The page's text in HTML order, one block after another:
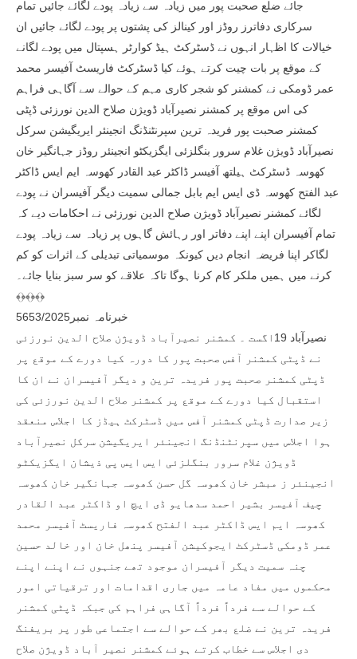
جائے ضلع صحبت پور میں زیادہ سے زیادہ پودے لگائے جائیں تمام
سرکاری دفاترز روڈز اور کینالز کی پشتوں پر پودے لگائے جائیں ان
خیالات کا اظہار انہوں نے ڈسٹرکٹ ہیڈ کوارٹر ہسپتال میں پودے لگانے
کے موقع پر بات چیت کرتے ہوئے کیا ڈسٹرکٹ فاریسٹ آفیسر محمد
عمر ڈومکی نے کمشنر کو شجر کاری مہم کے حوالے سے آگاہی فراہم
کی اس موقع پر کمشنر نصیرآباد ڈویژن صلاح الدین نورزئی ڈپٹی
کمشنر صحبت پور فریدہ ترین سپرنٹنڈنگ انجینئر ایریگیشن سرکل
نصیرآباد ڈویژن غلام سرور بنگلزئی ایگزیکٹو انجینئر روڈز جہانگیر خان
کھوسہ ڈسٹرکٹ ہیلتھ آفیسر ڈاکٹر عبد القادر کھوسہ ایم ایس ڈاکٹر
عبد الفتح کھوسہ ڈی ایس ایم بابل جمالی سمیت دیگر آفیسران نے پودے
لگائے کمشنر نصیرآباد ڈویژن صلاح الدین نورزئی نے احکامات دیے کہ
تمام آفیسران اپنے اپنے دفاتر اور رہائش گاہوں پر زیادہ سے زیادہ پودے
لگاکر اپنا فریضہ انجام دیں کیونکہ موسمیاتی تبدیلی کے اثرات کو کم
کرنے میں ہمیں ملکر کام کرنا ہوگا تاکہ علاقے کو سر سبز بنایا جائے۔
﴾﴿﴾﴿﴾﴿
خبرنامہ نمبر5653/2025
نصیرآباد 19اگست ۔ کمشنر نصیرآباد ڈویژن صلاح الدین نورزئی
نے ڈپٹی کمشنر آفس صحبت پور کا دورہ کیا دورے کے موقع پر
ڈپٹی کمشنر صحبت پور فریدہ ترین و دیگر آفیسران نے ان کا
استقبال کیا دورے کے موقع پر کمشنر صلاح الدین نورزئی کی
زیر صدارت ڈپٹی کمشنر آفس میں ڈسٹرکٹ ہیڈز کا اجلاس منعقد
ہوا اجلاس میں سپرنٹنڈنگ انجینئر ایریگیشن سرکل نصیرآباد
ڈویژن غلام سرور بنگلزئی ایس ایس پی ذیشان ایگزیکٹو
انجینئر ز مبشر خان کھوسہ گل حسن کھوسہ جہانگیر خان کھوسہ
چیف آفیسر بشیر احمد سدھایو ڈی ایچ او ڈاکٹر عبد القادر
کھوسہ ایم ایس ڈاکٹر عبد الفتح کھوسہ فاریسٹ آفیسر محمد
عمر ڈومکی ڈسٹرکٹ ایجوکیشن آفیسر پنھل خان اور خالد حسین
چنہ سمیت دیگر آفیسران موجود تھے جنہوں نے اپنے اپنے
محکموں میں مفاد عامہ میں جاری اقدامات اور ترقیاتی امور
کے حوالے سے فرداً فرداً آگاہی فراہم کی جبکہ ڈپٹی کمشنر
فریدہ ترین نے ضلع بھر کے حوالے سے اجتماعی طور پر بریفنگ
دی اجلاس سے خطاب کرتے ہوئے کمشنر نصیر آباد ڈویژن صلاح